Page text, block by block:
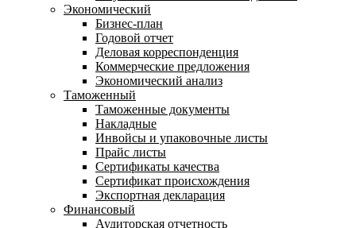
Экономический
Бизнес-план
Годовой отчет
Деловая корреспонденция
Коммерческие предложения
Экономический анализ
Таможенный
Таможенные документы
Накладные
Инвойсы и упаковочные листы
Прайс листы
Сертификаты качества
Сертификат происхождения
Экспортная декларация
Финансовый
Аудиторская отчетность